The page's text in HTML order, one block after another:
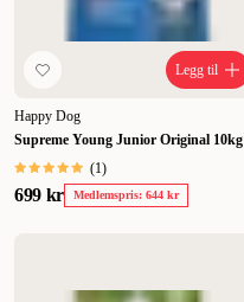
Legg til
Happy Dog
Supreme Young Junior Original 10kg
(1)
699 kr Medlemspris: 644 kr